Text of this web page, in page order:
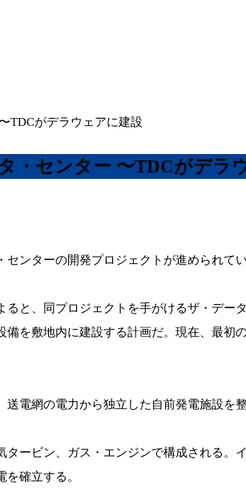
TDCがデラウェアに建設
・センター 〜TDCがデラ
ンターの開発プロジェクトが進められてい
と、同プロジェクトを手がけるザ・デー
備を敷地内に建設する計画だ。現在、最
電網の電力から独立した自前発電施設を
ービン、ガス・エンジンで構成される。
確立する。